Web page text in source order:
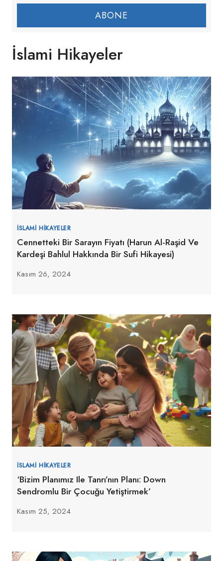
ABONE
İslami Hikayeler
İSLAMI HIKAYELER
Cennetteki Bir Sarayın Fiyatı (Harun Al-Raşid Ve
Kardeşi Bahlul Hakkında Bir Sufi Hikayesi)
Kasım 26, 2024
İSLAMI HIKAYELER
‘Bizim Planımız Ile Tanrı’nın Planı: Down
Sendromlu Bir Çocuğu Yetiştirmek’
Kasım 25, 2024